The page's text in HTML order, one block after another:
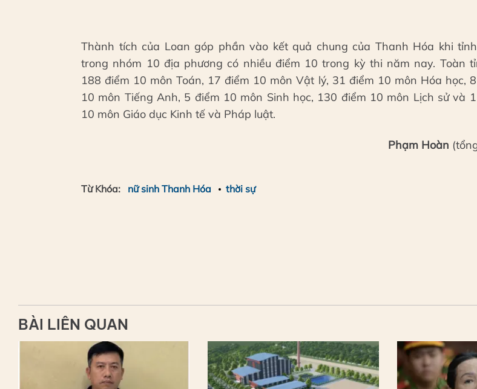
Thành tích của Loan góp phần vào kết quả chung của Thanh Hóa khi
trong nhóm 10 địa phương có nhiều điểm 10 trong kỳ thi năm nay. Toàn
188 điểm 10 môn Toán, 17 điểm 10 môn Vật lý, 31 điểm 10 môn Hóa học,
10 môn Tiếng Anh, 5 điểm 10 môn Sinh học, 130 điểm 10 môn Lịch sử và
10 môn Giáo dục Kinh tế và Pháp luật.
Phạm Hoàn
Từ Khóa: nữ sinh Thanh Hóa thời sự
BÀI LIÊN QUAN